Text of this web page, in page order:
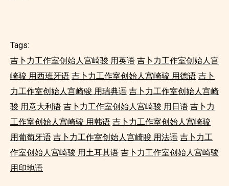
Tags:
吉卜力工作室创始人宫崎骏 用英语 吉卜力工作室创始人宫
崎骏 用西班牙语 吉卜力工作室创始人宫崎骏 用德语 吉卜
力工作室创始人宫崎骏 用瑞典语 吉卜力工作室创始人宫崎
骏 用意大利语 吉卜力工作室创始人宫崎骏 用日语 吉卜力
工作室创始人宫崎骏 用韩语 吉卜力工作室创始人宫崎骏
用葡萄牙语 吉卜力工作室创始人宫崎骏 用法语 吉卜力工
作室创始人宫崎骏 用土耳其语 吉卜力工作室创始人宫崎骏
用印地语